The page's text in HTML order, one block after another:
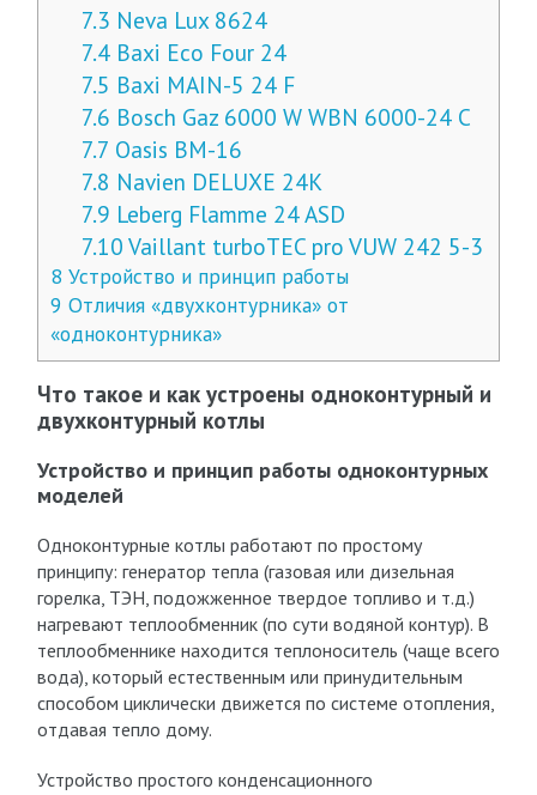
7.3 Neva Lux 8624
7.4 Baxi Eco Four 24
7.5 Baxi MAIN-5 24 F
7.6 Bosch Gaz 6000 W WBN 6000-24 С
7.7 Oasis BM-16
7.8 Navien DELUXE 24K
7.9 Leberg Flamme 24 ASD
7.10 Vaillant turboTEC pro VUW 242 5-3
8 Устройство и принцип работы
9 Отличия «двухконтурника» от
«одноконтурника»
Что такое и как устроены одноконтурный и
двухконтурный котлы
Устройство и принцип работы одноконтурных
моделей
Одноконтурные котлы работают по простому
принципу: генератор тепла (газовая или дизельная
горелка, ТЭН, подожженное твердое топливо и т.д.)
нагревают теплообменник (по сути водяной контур). В
теплообменнике находится теплоноситель (чаще всего
вода), который естественным или принудительным
способом циклически движется по системе отопления,
отдавая тепло дому.
Устройство простого конденсационного